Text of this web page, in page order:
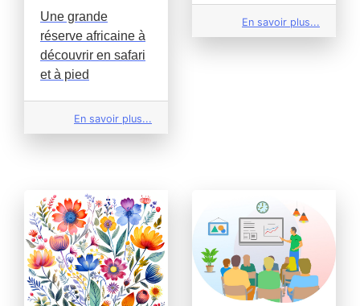
Une grande
réserve africaine à
découvrir en safari
et à pied
En savoir plus...
En savoir plus...